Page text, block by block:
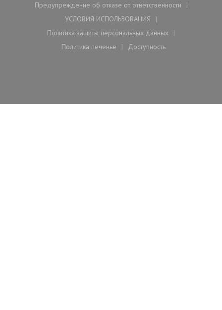
Предупреждение об отказе от ответственности
((открывается в новом окне))
УСЛОВИЯ ИСПОЛЬЗОВАНИЯ
((открывается в новом окне))
Политика защиты персональных данных
((открывается в новом окне))
Политика печенье
((открывается в новом окне))
Доступность